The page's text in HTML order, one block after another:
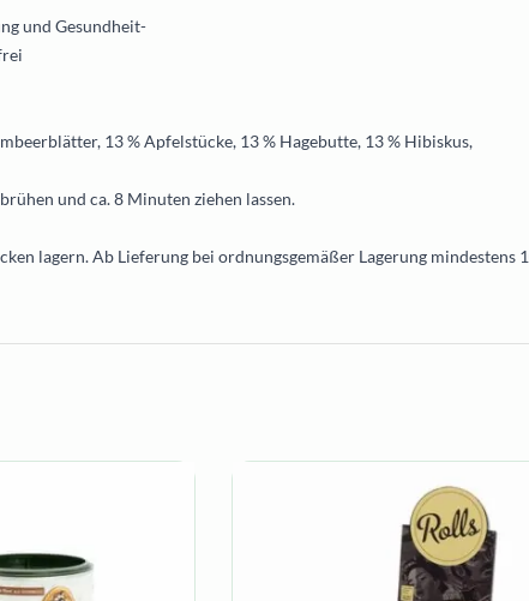
und Gesundheit-
13 % Apfelstücke, 13 % Hagebutte, 13 % Hibiskus,
und ca. 8 Minuten ziehen lassen.
lagern. Ab Lieferung bei ordnungsgemäßer Lagerung mindestens